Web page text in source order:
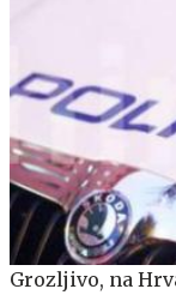
Grozljivo, na